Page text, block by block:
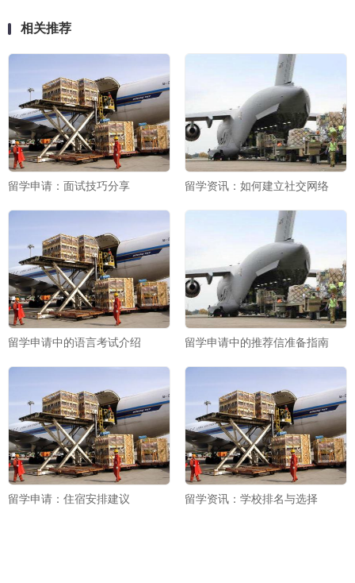
相关推荐
留学申请：面试技巧分享 留学资讯：如何建立社交网络
留学申请中的语言考试介绍 留学申请中的推荐信准备指南
留学申请：住宿安排建议 留学资讯：学校排名与选择